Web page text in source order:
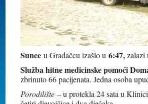
Sunce u Gradačcu izašlo u 6:47,zalazi
Služba hitne medicinske pomoći
zbrinuto 66 pacijenata. Jedna osoba
Porodilište – u protekla 24 sata u